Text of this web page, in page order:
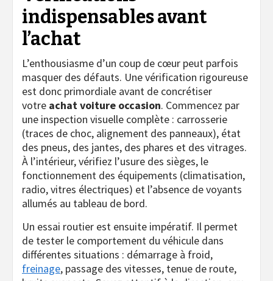
indispensables avant
l’achat
L’enthousiasme d’un coup de cœur peut parfois
masquer des défauts. Une vérification rigoureuse
est donc primordiale avant de concrétiser
votre achat voiture occasion. Commencez par
une inspection visuelle complète : carrosserie
(traces de choc, alignement des panneaux), état
des pneus, des jantes, des phares et des vitrages.
À l’intérieur, vérifiez l’usure des sièges, le
fonctionnement des équipements (climatisation,
radio, vitres électriques) et l’absence de voyants
allumés au tableau de bord.
Un essai routier est ensuite impératif. Il permet
de tester le comportement du véhicule dans
différentes situations : démarrage à froid,
freinage, passage des vitesses, tenue de route,